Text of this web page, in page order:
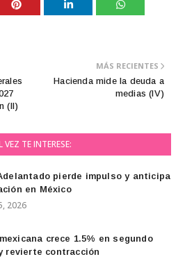
MÁS RECIENTES
Hacienda mide la deuda a
medias (IV)
(II)
VEZ TE INTERESE:
pierde impulso y anticipa
en México
2026
crece 1.5% en segundo
revierte contracción